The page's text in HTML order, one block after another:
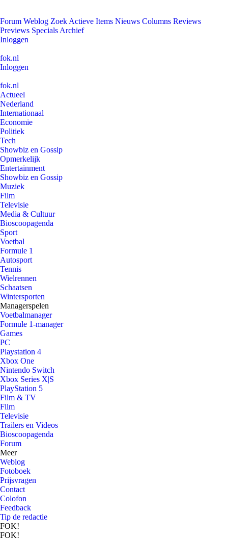
Forum Weblog Zoek Actieve Items Nieuws Columns Reviews
Previews Specials Archief
Inloggen
fok.nl
Inloggen
fok.nl
Actueel
Nederland
Internationaal
Economie
Politiek
Tech
Showbiz en Gossip
Opmerkelijk
Entertainment
Showbiz en Gossip
Muziek
Film
Televisie
Media & Cultuur
Bioscoopagenda
Sport
Voetbal
Formule 1
Autosport
Tennis
Wielrennen
Schaatsen
Wintersporten
Managerspelen
Voetbalmanager
Formule 1-manager
Games
PC
Playstation 4
Xbox One
Nintendo Switch
Xbox Series X|S
PlayStation 5
Film & TV
Film
Televisie
Trailers en Videos
Bioscoopagenda
Forum
Meer
Weblog
Fotoboek
Prijsvragen
Contact
Colofon
Feedback
Tip de redactie
FOK!
FOK!